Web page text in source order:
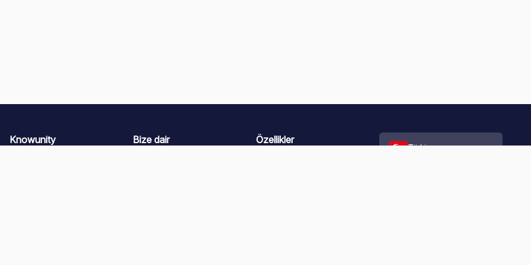
Knowunity Bize dair Özellikler
Türkiye